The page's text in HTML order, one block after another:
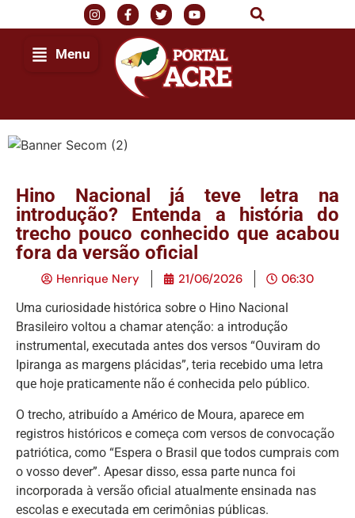
Menu
Hino Nacional já teve letra na
introdução? Entenda a história do
trecho pouco conhecido que acabou
fora da versão oficial
Henrique Nery 21/06/2026 06:30
Uma curiosidade histórica sobre o Hino Nacional
Brasileiro voltou a chamar atenção: a introdução
instrumental, executada antes dos versos “Ouviram do
Ipiranga as margens plácidas”, teria recebido uma letra
que hoje praticamente não é conhecida pelo público.
O trecho, atribuído a Américo de Moura, aparece em
registros históricos e começa com versos de convocação
patriótica, como “Espera o Brasil que todos cumprais com
o vosso dever”. Apesar disso, essa parte nunca foi
incorporada à versão oficial atualmente ensinada nas
escolas e executada em cerimônias públicas.